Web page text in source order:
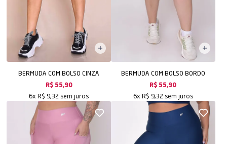
BERMUDA COM BOLSO CINZA
R$ 55,90
6x R$ 9,32 sem juros
BERMUDA COM BOLSO BORDO
R$ 55,90
6x R$ 9,32 sem juros